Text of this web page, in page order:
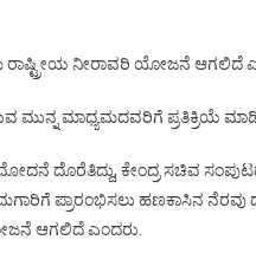
ರಾಷ್ಟ್ರೀಯ ನೀರಾವರಿ ಯೋಜನೆ ಆಗಲಿದೆ
ಮುನ್ನ ಮಾಧ್ಯಮದವರಿಗೆ ಪ್ರತಿಕ್ರಿಯೆ
ದೊರೆತಿದ್ದು, ಕೇಂದ್ರ ಸಚಿವ
ಪ್ರಾರಂಭಿಸಲು ಹಣಕಾಸಿನ ನೆರವು
ಆಗಲಿದೆ ಎಂದರು.